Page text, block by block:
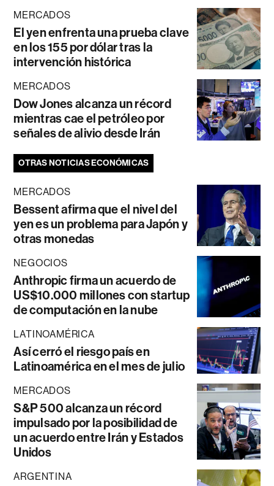
MERCADOS
El yen enfrenta una prueba clave
en los 155 por dólar tras la
intervención histórica
MERCADOS
Dow Jones alcanza un récord
mientras cae el petróleo por
señales de alivio desde Irán
OTRAS NOTICIAS ECONÓMICAS
MERCADOS
Bessent afirma que el nivel del
yen es un problema para Japón y
otras monedas
NEGOCIOS
Anthropic firma un acuerdo de
US$10.000 millones con startup
de computación en la nube
LATINOAMÉRICA
Así cerró el riesgo país en
Latinoamérica en el mes de julio
MERCADOS
S&P 500 alcanza un récord
impulsado por la posibilidad de
un acuerdo entre Irán y Estados
Unidos
ARGENTINA